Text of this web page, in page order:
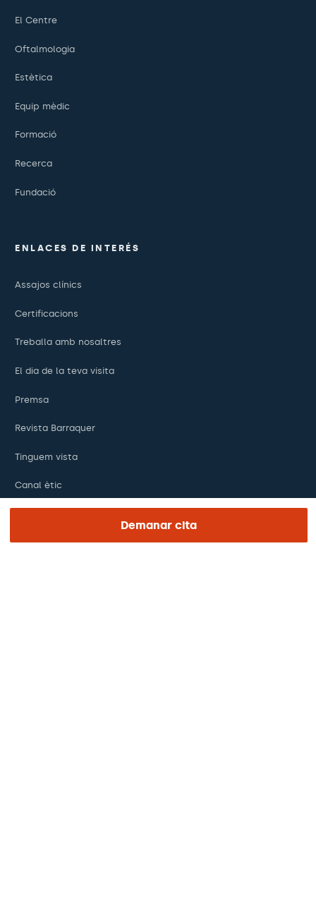
Demanar cita
El Centre
Oftalmologia
Estètica
Equip mèdic
Formació
Recerca
Fundació
ENLACES DE INTERÉS
Assajos clínics
Certificacions
Treballa amb nosaltres
El dia de la teva visita
Premsa
Revista Barraquer
Tinguem vista
Canal ètic
Podcasts